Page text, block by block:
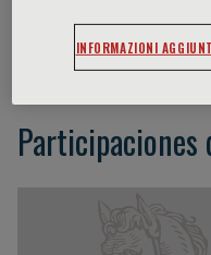
Ali J. Marian
Participaciones
INFORMAZIONI